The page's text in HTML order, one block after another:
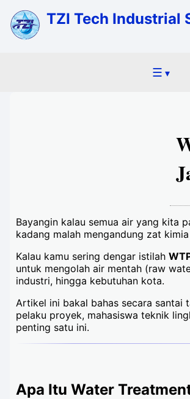
TZI Tech Industrial
☰ ▾
Bayangin kalau semua air yang kita
kadang malah mengandung zat
Kalau kamu sering dengar istilah
untuk mengolah air mentah (raw
industri, hingga kebutuhan kota.
Artikel ini bakal bahas secara santai
pelaku proyek, mahasiswa teknik
penting satu ini.
Apa Itu Water